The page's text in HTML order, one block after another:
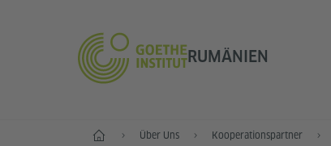
RUMÄNIEN
Start Über Uns Kooperationspartner